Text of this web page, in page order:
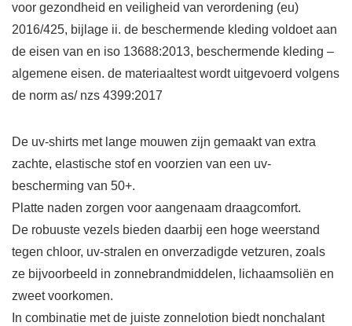
voor gezondheid en veiligheid van verordening (eu)
2016/425, bijlage ii. de beschermende kleding voldoet aan
de eisen van en iso 13688:2013, beschermende kleding –
algemene eisen. de materiaaltest wordt uitgevoerd volgens
de norm as/ nzs 4399:2017
De uv-shirts met lange mouwen zijn gemaakt van extra
zachte, elastische stof en voorzien van een uv-
bescherming van 50+.
Platte naden zorgen voor aangenaam draagcomfort.
De robuuste vezels bieden daarbij een hoge weerstand
tegen chloor, uv-stralen en onverzadigde vetzuren, zoals
ze bijvoorbeeld in zonnebrandmiddelen, lichaamsoliën en
zweet voorkomen.
In combinatie met de juiste zonnelotion biedt nonchalant